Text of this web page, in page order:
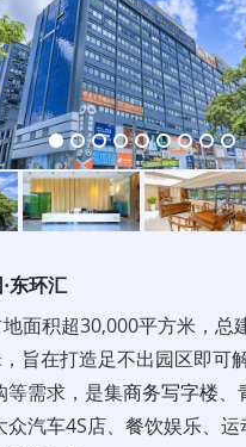
东环汇
面积超30,000平方米，总
旨在打造足不出园区即可
等需求，是集商务写字楼、
众汽车4S店、餐饮娱乐、